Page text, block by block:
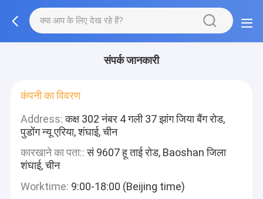
संपर्क जानकारी
कंपनी का विवरण
Address:कक्ष 302 नंबर 4 गली 37 झांग जिया बैंग रोड,
पुडोंग न्यू एरिया, शंघाई, चीन
कारखाने का पता::सं 9607 हू ताई रोड, Baoshan जिला
शंघाई, चीन
Worktime: 9:00-18:00 (Beijing time)